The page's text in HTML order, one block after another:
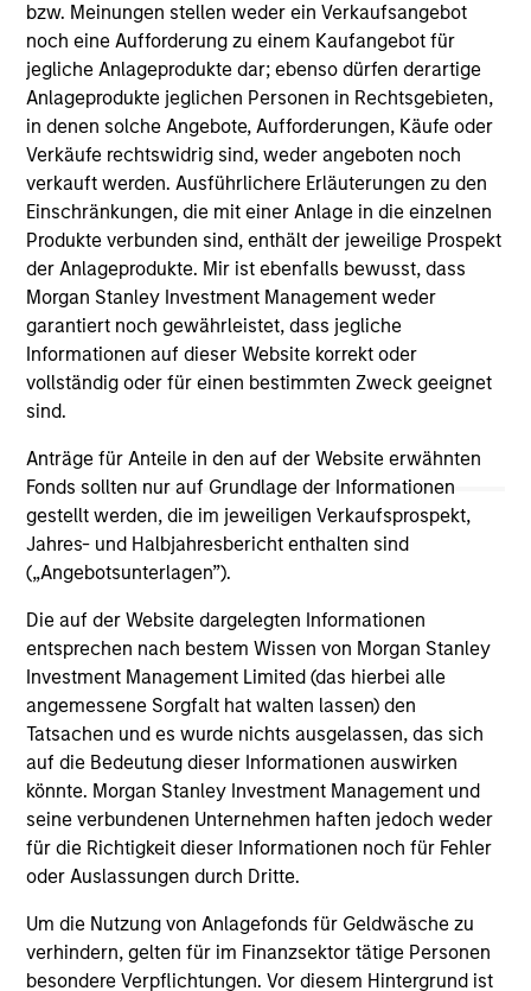
bzw. Meinungen stellen weder ein Verkaufsangebot
noch eine Aufforderung zu einem Kaufangebot für
jegliche Anlageprodukte dar; ebenso dürfen derartige
Anlageprodukte jeglichen Personen in Rechtsgebieten,
in denen solche Angebote, Aufforderungen, Käufe oder
Verkäufe rechtswidrig sind, weder angeboten noch
verkauft werden. Ausführlichere Erläuterungen zu den
Einschränkungen, die mit einer Anlage in die einzelnen
Produkte verbunden sind, enthält der jeweilige Prospekt
der Anlageprodukte. Mir ist ebenfalls bewusst, dass
Morgan Stanley Investment Management weder
garantiert noch gewährleistet, dass jegliche
Informationen auf dieser Website korrekt oder
vollständig oder für einen bestimmten Zweck geeignet
sind.
Anträge für Anteile in den auf der Website erwähnten
Fonds sollten nur auf Grundlage der Informationen
gestellt werden, die im jeweiligen Verkaufsprospekt,
Jahres- und Halbjahresbericht enthalten sind
(„Angebotsunterlagen”).
Die auf der Website dargelegten Informationen
entsprechen nach bestem Wissen von Morgan Stanley
Investment Management Limited (das hierbei alle
angemessene Sorgfalt hat walten lassen) den
Tatsachen und es wurde nichts ausgelassen, das sich
auf die Bedeutung dieser Informationen auswirken
könnte. Morgan Stanley Investment Management und
seine verbundenen Unternehmen haften jedoch weder
für die Richtigkeit dieser Informationen noch für Fehler
oder Auslassungen durch Dritte.
Um die Nutzung von Anlagefonds für Geldwäsche zu
verhindern, gelten für im Finanzsektor tätige Personen
besondere Verpflichtungen. Vor diesem Hintergrund ist
Press Release
Morgan Stanley Expansion Capital and Ally
Bridge Group Lead $135 Million Investment in
Elligo
Sep 23,2021
As of July 25, 2025. The above is provided for informational
and educational purposes only. There is no guarantee that
the investment mentioned resulted in positive performance
current holdings). The trademarks and service marks above
are the property of their respective owners. The information
on this website has not been authorized, sponsored, or
otherwise approved by such owners. By clicking on any
links shown here, you agree that you are navigating to a
third party site. We are providing these hyperlinks to you
only as a convenience and the inclusion of any hyperlink is
not and does not imply any endorsement, approval,
investigation, verification or monitoring by us of any
information contained in any hyperlinked site. In no event
shall we be responsible for the information contained on
the site or your use of such site.